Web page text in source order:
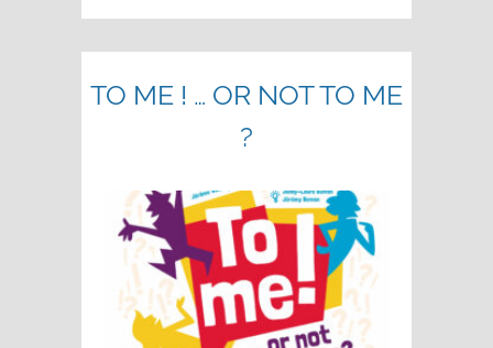
TO ME ! … OR NOT TO ME
?